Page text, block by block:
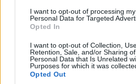
I want to opt-out of processing my
Personal Data for Targeted
Opted In
I want to opt-out of Collection,
Retention, Sale, and/or Sharing
Personal Data that Is Unrelated
Purposes for which it was
Opted Out
most itt van több
férfi, akik kijöttek a
és még mindig
elszigeteltséget